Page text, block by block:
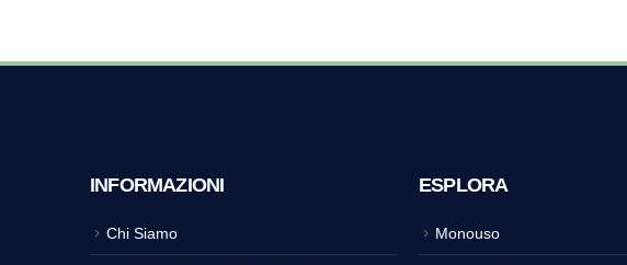
INFORMAZIONI
Chi Siamo
ESPLORA
Monouso